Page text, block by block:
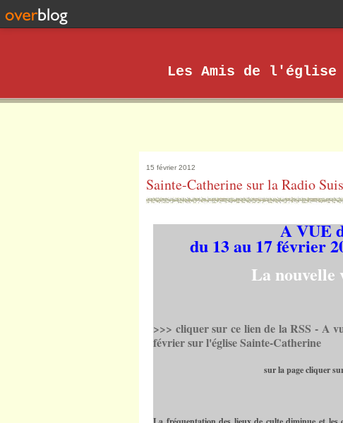
Les Amis de
15 février 2012
Sainte-Catherine sur la Radio
A VUE
du 13 au 17 février
La nouvelle
>>> cliquer sur ce lien de la RSS - A
février sur l'église Sainte-Catherine
sur la page cliquer